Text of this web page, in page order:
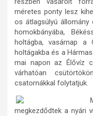
méretes ponty lesz
os átlagsúlyú
homokbányába,
holtágba, vasárnap a
holtágakba és a
mai napon az Élővíz
várhatóan
csatornákkal folytatjuk.
megkezdődtek a nyári